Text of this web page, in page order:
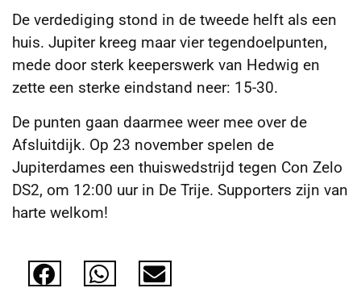
De verdediging stond in de tweede helft als een
huis. Jupiter kreeg maar vier tegendoelpunten,
mede door sterk keeperswerk van Hedwig en
zette een sterke eindstand neer: 15-30.
De punten gaan daarmee weer mee over de
Afsluitdijk. Op 23 november spelen de
Jupiterdames een thuiswedstrijd tegen Con Zelo
DS2, om 12:00 uur in De Trije. Supporters zijn van
harte welkom!